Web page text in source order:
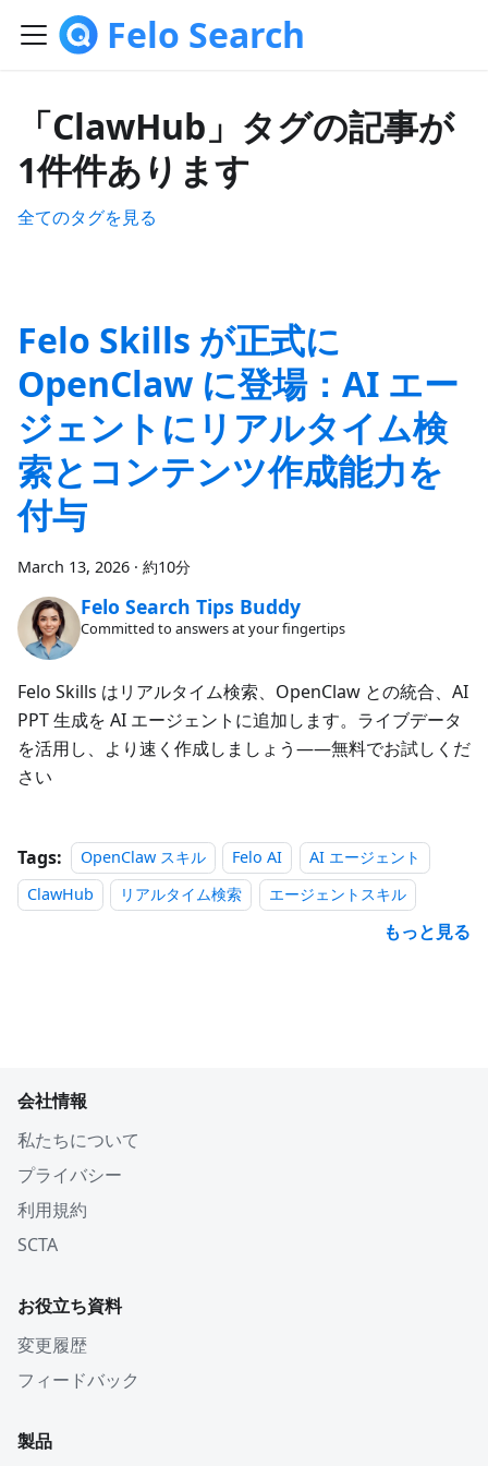
Felo Search
「ClawHub」タグの記事が
1件件あります
全てのタグを見る
Felo Skills が正式に
OpenClaw に登場：AI エー
ジェントにリアルタイム検
索とコンテンツ作成能力を
付与
March 13, 2026 · 約10分
Felo Search Tips Buddy
Committed to answers at your fingertips
Felo Skills はリアルタイム検索、OpenClaw との統合、AI
PPT 生成を AI エージェントに追加します。ライブデータ
を活用し、より速く作成しましょう——無料でお試しくだ
さい
Tags: OpenClaw スキル Felo AI
AI エージェント
ClawHub
リアルタイム検索 エージェントスキル
もっと見る
会社情報
私たちについて
プライバシー
利用規約
SCTA
お役立ち資料
変更履歴
フィードバック
製品